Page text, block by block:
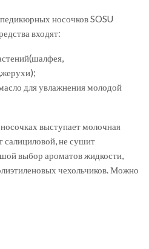
носочков SOSU
входят:
для увлажнения молодой
выступает молочная
салициловой, не сушит
выбор ароматов жидкости,
чехольчиков. Можно